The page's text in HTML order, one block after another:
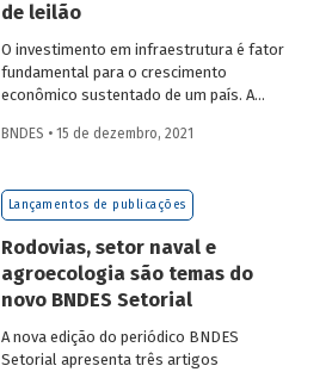
de leilão
O investimento em infraestrutura é fator
fundamental para o crescimento
econômico sustentado de um país. A
concessões rodoviárias começaram a ser
sem comprometer os investimentos no
setor. Saiba mais sobre os diferentes
concessões de rodovias realizadas no
país.
BNDES • 15 de dezembro, 2021
Lançamentos de publicações
Rodovias, setor naval e
agroecologia são temas do
novo BNDES Setorial
A nova edição do periódico BNDES
Setorial apresenta três artigos